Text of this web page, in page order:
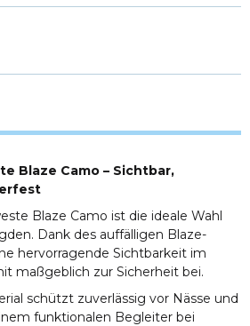
Blaze Camo – Sichtbar,
Blaze Camo ist die ideale Wahl
Dank des auffälligen Blaze-
hervorragende Sichtbarkeit im
maßgeblich zur Sicherheit bei.
schützt zuverlässig vor Nässe und
funktionalen Begleiter bei